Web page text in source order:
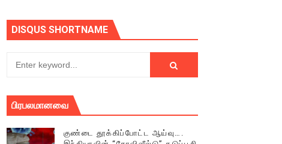
DISQUS SHORTNAME
பிரபலமானவை
குண்டை தூக்கிப்போட்ட ஆய்வு….